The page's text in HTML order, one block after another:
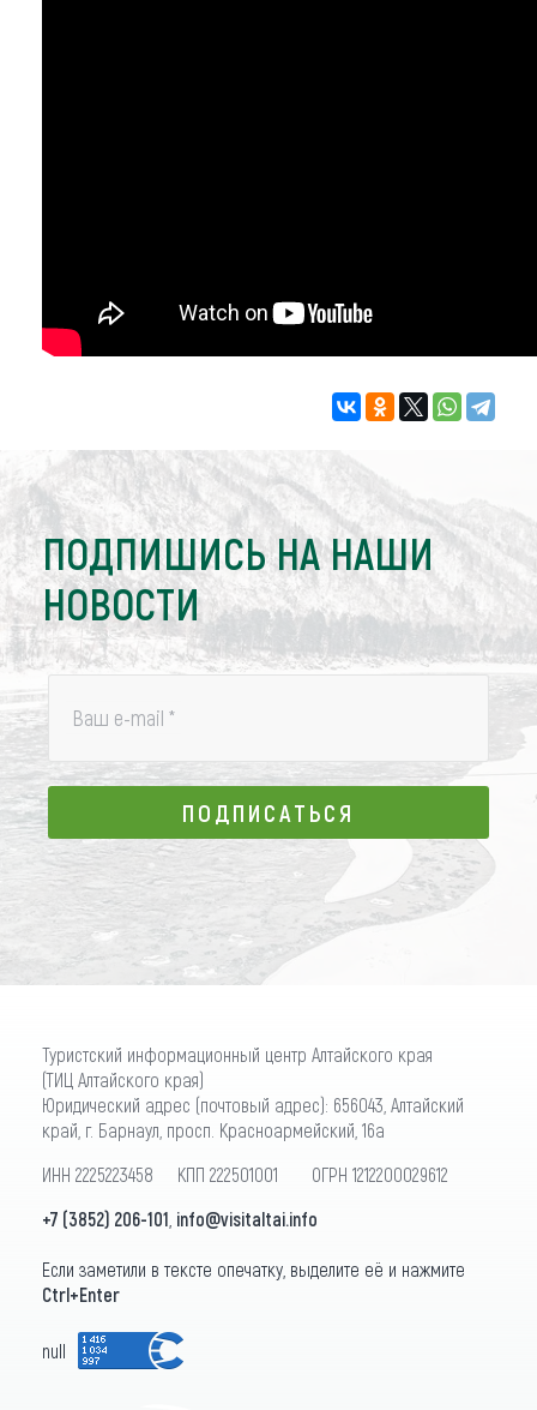
ПОДПИШИСЬ НА НАШИ
НОВОСТИ
Ваш e-mail *
ПОДПИСАТЬСЯ
ПОДПИСАТЬСЯ
Туристский информационный центр Алтайского края
(ТИЦ Алтайского края)
Юридический адрес (почтовый адрес): 656043, Алтайский
край, г. Барнаул, просп. Красноармейский, 16а
ИНН 2225223458 КПП 222501001 ОГРН 1212200029612
+7 (3852) 206-101 info@visitaltai.info
Если заметили в тексте опечатку, выделите её и нажмите
Ctrl+Enter
null